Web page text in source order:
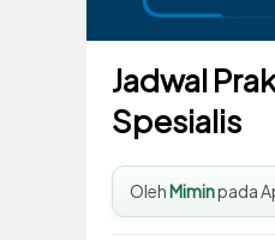
Jadwal
Spesialis
Oleh Miminpada